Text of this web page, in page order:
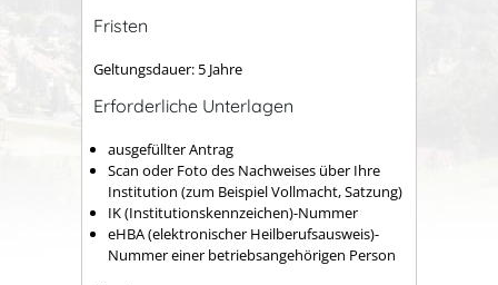
Fristen
Geltungsdauer: 5 Jahre
Erforderliche Unterlagen
ausgefüllter Antrag
Scan oder Foto des Nachweises über Ihre
Institution (zum Beispiel Vollmacht, Satzung)
IK (Institutionskennzeichen)-Nummer
eHBA (elektronischer Heilberufsausweis)-
Nummer einer betriebsangehörigen Person